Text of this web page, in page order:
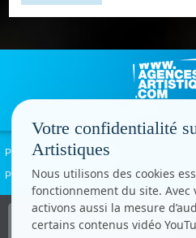
Politique de confidentialité
Paramètres cookies
Votre confidentialité
Artistiques
Nous utilisons des cookies
fonctionnement du site. Avec
activons aussi la mesure
certains contenus vidéo